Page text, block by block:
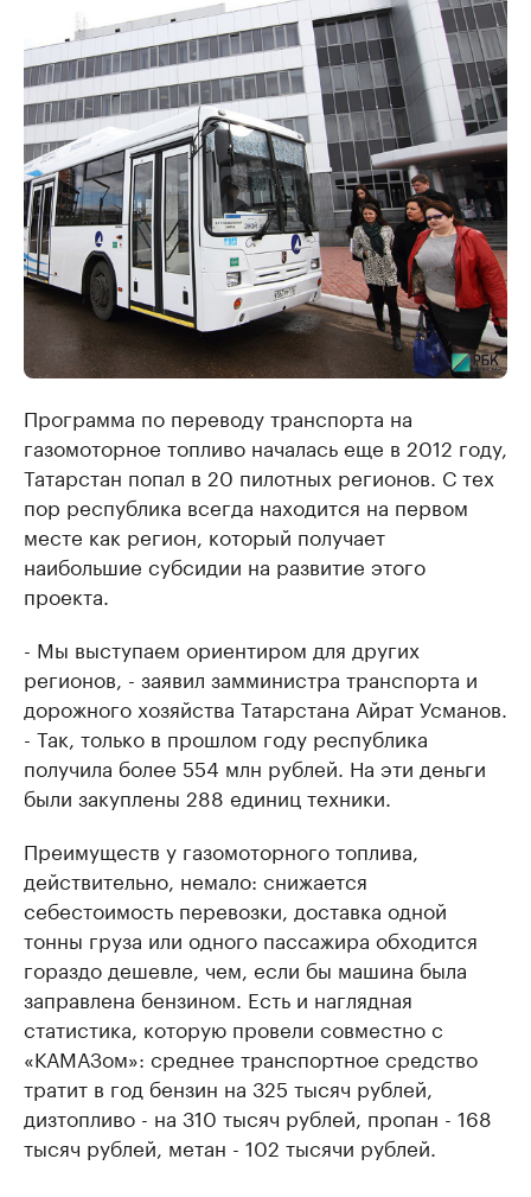
Программа по переводу транспорта на
газомоторное топливо началась еще в 2012 году,
Татарстан попал в 20 пилотных регионов. С тех
пор республика всегда находится на первом
месте как регион, который получает
наибольшие субсидии на развитие этого
проекта.
- Мы выступаем ориентиром для других
регионов, - заявил замминистра транспорта и
дорожного хозяйства Татарстана Айрат Усманов.
- Так, только в прошлом году республика
получила более 554 млн рублей. На эти деньги
были закуплены 288 единиц техники.
Преимуществ у газомоторного топлива,
действительно, немало: снижается
себестоимость перевозки, доставка одной
тонны груза или одного пассажира обходится
гораздо дешевле, чем, если бы машина была
заправлена бензином. Есть и наглядная
статистика, которую провели совместно с
«КАМАЗом»: среднее транспортное средство
тратит в год бензин на 325 тысяч рублей,
дизтопливо - на 310 тысяч рублей, пропан - 168
тысяч рублей, метан - 102 тысячи рублей.